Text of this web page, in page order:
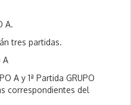
A.
tres partidas.
A
A y 1ª Partida GRUPO
correspondientes del